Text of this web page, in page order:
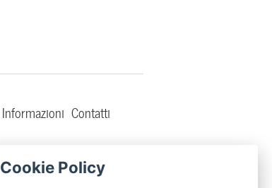
Informazioni Contatti
Cookie Policy